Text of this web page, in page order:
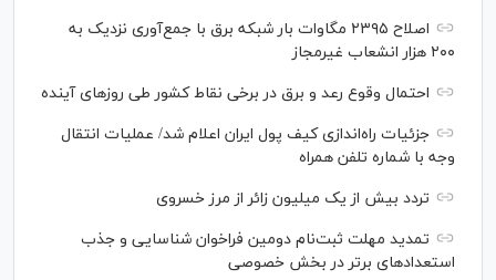
اصلاح ۲۳۹۵ مگاوات بار شبکه برق با جمع‌آوری نزدیک به
۲۰۰ هزار انشعاب غیرمجاز
احتمال وقوع رعد و برق در برخی نقاط کشور طی روز‌های آینده
جزئیات راه‌اندازی کیف پول ایران اعلام شد/ عملیات انتقال
وجه با شماره تلفن همراه
تردد بیش از یک میلیون زائر از مرز خسروی
تمدید مهلت ثبت‌نام دومین فراخوان شناسایی و جذب
استعداد‌های برتر در بخش خصوصی